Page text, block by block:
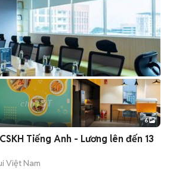
+2
6
Tiếng Anh - Lương lên đến 13
Việt Nam